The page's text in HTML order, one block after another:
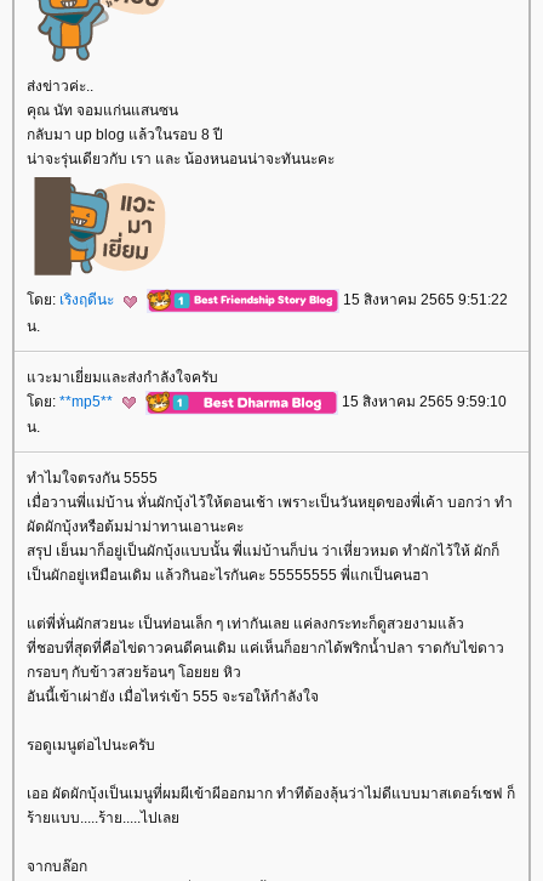
ส่งข่าวค่ะ..
คุณ นัท จอมแก่นแสนซน
กลับมา up blog แล้วในรอบ 8 ปี
น่าจะรุ่นเดียวกับ เรา และ น้องหนอนน่าจะทันนะคะ
ดย: เริงฤดีนะ
15 สิงหาคม 2565 9:51:22
น.
วะมาเยี่ยมและส่งกำลังใจครับ
ดย: **mp5**
15 สิงหาคม 2565 9:59:10
น.
ทำไมใจตรงกัน 5555
เมื่อวานพี่แม่บ้าน หั่นผักบุ้งไว้ให้ตอนเช้า เพราะเป็นวันหยุดของพี่เค้า บอกว่า ทำ
ผัดผักบุ้งหรือต้มม่าม่าทานเอานะคะ
สรุป เย็นมาก็อยู่เป็นผักบุ้งแบบนั้น พี่แม่บ้านก็บ่น ว่าเหี่ยวหมด ทำผักไว้ให้ ผักก็
เป็นผักอยู่เหมือนเดิม แล้วกินอะไรกันคะ 55555555 พี่แกเป็นคนฮา
ต่พี่หั่นผักสวยนะ เป็นท่อนเล็ก ๆ เท่ากันเลย แค่ลงกระทะก็ดูสวยงามแล้ว
ที่ชอบที่สุดที่คือไข่ดาวคนดีคนเดิม แค่เห็นก็อยากได้พริกน้ำปลา ราดกับไข่ดาว
กรอบๆ กับข้าวสวยร้อนๆ โอยยย หิว
อันนี้เข้าเผ่ายัง เมื่อไหร่เข้า 555 จะรอให้กำลังใจ
รอดูเมนูต่อไปนะครับ
เออ ผัดผักบุ้งเป็นเมนูที่ผมผีเข้าผีออกมาก ทำทีต้องลุ้นว่าไม่ดีแบบมาสเตอร์เชฟ ก็
ร้ายแบบ.....ร้าย.....ไปเล
จากบล๊อก